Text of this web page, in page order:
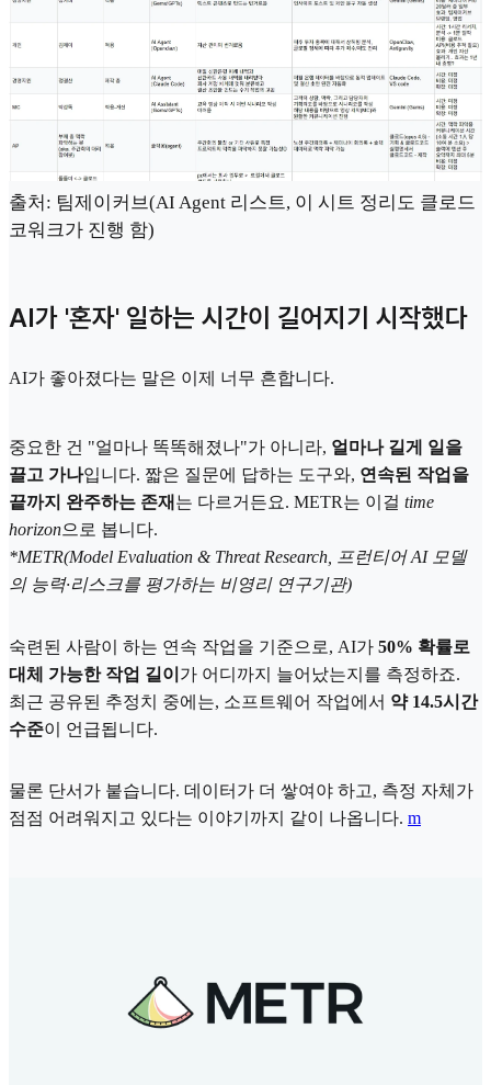
출처: 팀제이커브(AI Agent 리스트, 이 시트 정리도 클로드
코워크가 진행 함)
AI가 '혼자' 일하는 시간이 길어지기 시작했다
AI가 좋아졌다는 말은 이제 너무 흔합니다.
중요한 건 "얼마나 똑똑해졌나"가 아니라, 얼마나 길게 일을
끌고 가나입니다. 짧은 질문에 답하는 도구와, 연속된 작업을
끝까지 완주하는 존재 는 다르거든요. METR는 이걸 time
horizon으로 봅니다.
*METR(Model Evaluation & Threat Research, 프런티어 AI 모델
의 능력·리스크를 평가하는 비영리 연구기관)
숙련된 사람이 하는 연속 작업을 기준으로, AI가 50% 확률로
대체 가능한 작업 길이 가 어디까지 늘어났는지를 측정하죠.
최근 공유된 추정치 중에는, 소프트웨어 작업에서 약 14.5시간
수준이 언급됩니다.
물론 단서가 붙습니다. 데이터가 더 쌓여야 하고, 측정 자체가
점점 어려워지고 있다는 이야기까지 같이 나옵니다. m